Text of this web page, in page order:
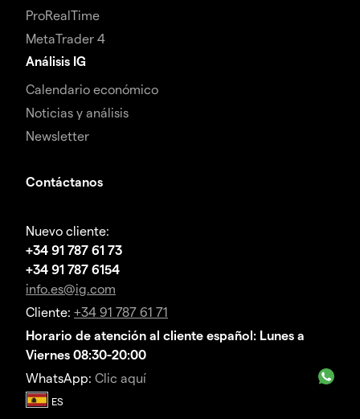
ProRealTime
MetaTrader 4
Análisis IG
Calendario económico
Noticias y análisis
Newsletter
Contáctanos
Nuevo cliente:
+34 91 787 61 73
+34 91 787 6154
info.es@ig.com
Cliente: +34 91 787 61 71
Horario de atención al cliente español: Lunes a
Viernes 08:30-20:00
WhatsApp: Clic aquí